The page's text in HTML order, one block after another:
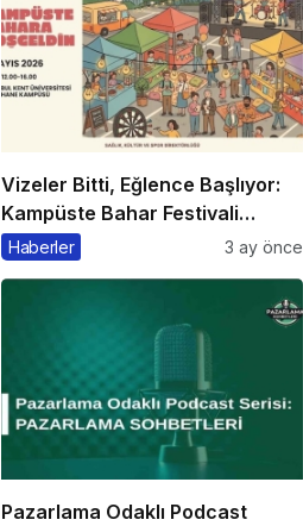
Vizeler Bitti, Eğlence Başlıyor:
Kampüste Bahar Festivali
Kaçmaz!
Haberler 3 ay önce
Pazarlama Odaklı Podcast